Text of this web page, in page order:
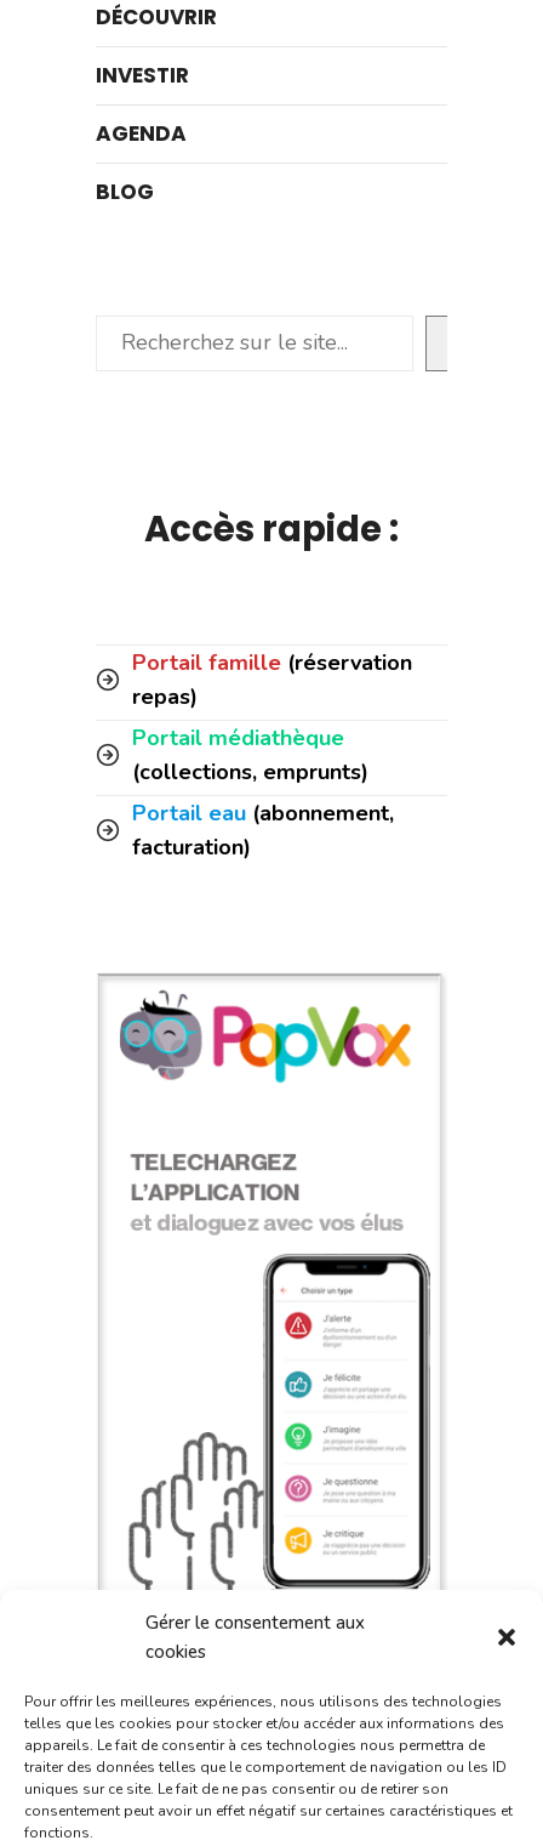
Gérer le consentement aux
cookies
Pour offrir les meilleures expériences, nous utilisons des technologies
telles que les cookies pour stocker et/ou accéder aux informations des
appareils. Le fait de consentir à ces technologies nous permettra de
traiter des données telles que le comportement de navigation ou les ID
uniques sur ce site. Le fait de ne pas consentir ou de retirer son
consentement peut avoir un effet négatif sur certaines caractéristiques et
fonctions.
DÉCOUVRIR
INVESTIR
AGENDA
BLOG
Rechercher
Accès rapide :
Portail famille (réservation
repas)
Portail médiathèque
(collections, emprunts)
Portail eau (abonnement,
facturation)